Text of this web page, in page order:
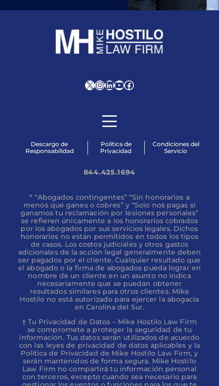
XInstagram
LinkedIn
YouTube
Facebook
Descargo de
Responsabilidad
Política de
Privacidad
Condiciones del
Servicio
844.425.1694
* “Abogados contingentes” “Sin honorarios a
menos que ganes o cobres” y “Solo nos pagas si
ganamos tu reclamación por lesiones personales”
se refieren únicamente a los honorarios cobrados
por los abogados por sus servicios legales. Dichos
honorarios no están permitidos en todos los tipos
de casos. Los costos judiciales y otros gastos
adicionales de la acción legal generalmente deben
ser pagados por el cliente. Cualquier resultado que
el abogado o la firma de abogados pueda lograr en
nombre de un cliente en un asunto no indica
necesariamente que se puedan obtener
resultados similares para otros clientes. Mike
Hostilo no está autorizado para ejercer la abogacía
en Carolina del Sur.
† Tu Privacidad de Datos – Mike Hostilo Law Firm
se compromete a proteger la seguridad de tu
información. Tus datos serán utilizados de acuerdo
con las leyes de privacidad de datos aplicables y la
Política de Privacidad de Mike Hostilo Law Firm, y
serán mantenidos de forma segura. Mike Hostilo
Law Firm no compartirá tu información personal
con terceros, excepto cuando sea necesario para